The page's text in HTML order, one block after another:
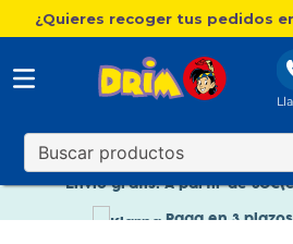
¿Quieres recoger tus pedidos
Nuevo catálogo
Paga en 3